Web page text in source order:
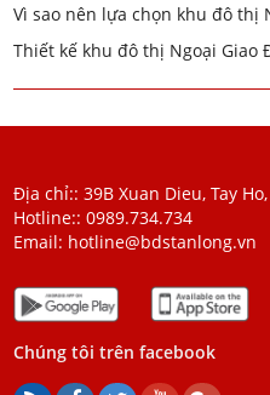
Vì sao nên lựa chọn khu đô thị
Thiết kế khu đô thị Ngoại Giao
Địa chỉ:: 39B Xuan Dieu, Tay
Hotline::0989.734.734
Email: hotline@bdstanlong.vn
Chúng tôi trên facebook